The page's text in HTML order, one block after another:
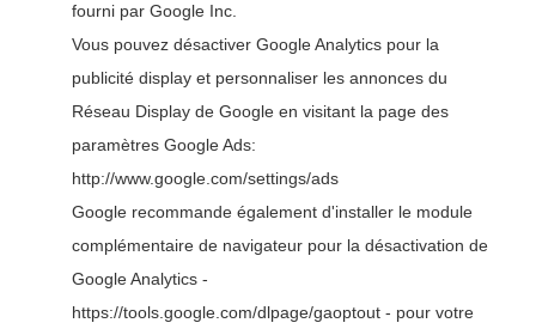
fourni par Google Inc.
Vous pouvez désactiver Google Analytics pour la
publicité display et personnaliser les annonces du
Réseau Display de Google en visitant la page des
paramètres Google Ads:
http://www.google.com/settings/ads
Google recommande également d'installer le module
complémentaire de navigateur pour la désactivation de
Google Analytics -
https://tools.google.com/dlpage/gaoptout - pour votre